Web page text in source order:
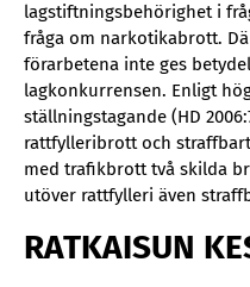
lagstiftningsbehörighet i
fråga om narkotikabrott.
förarbetena inte ges
lagkonkurrensen. Enligt
ställningstagande (HD
rattfylleribrott och
med trafikbrott två skilda
utöver rattfylleri även
RATKAISUN